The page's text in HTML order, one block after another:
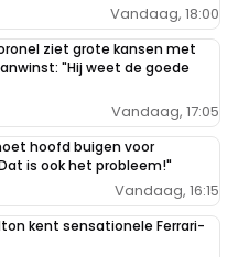
Vandaag, 18:00
ziet grote kansen met
"Hij weet de goede
Vandaag, 17:05
hoofd buigen voor
is ook het probleem!"
Vandaag, 16:15
kent sensationele Ferrari-